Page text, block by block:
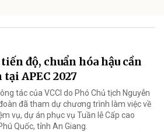
độ, chuẩn hóa hậu cần
APEC 2027
tác của VCCI do Phó Chủ tịch Nguyễn
đã tham dự chương trình làm việc về
vụ, dự án phục vụ Tuần lễ Cấp cao
Quốc, tỉnh An Giang.